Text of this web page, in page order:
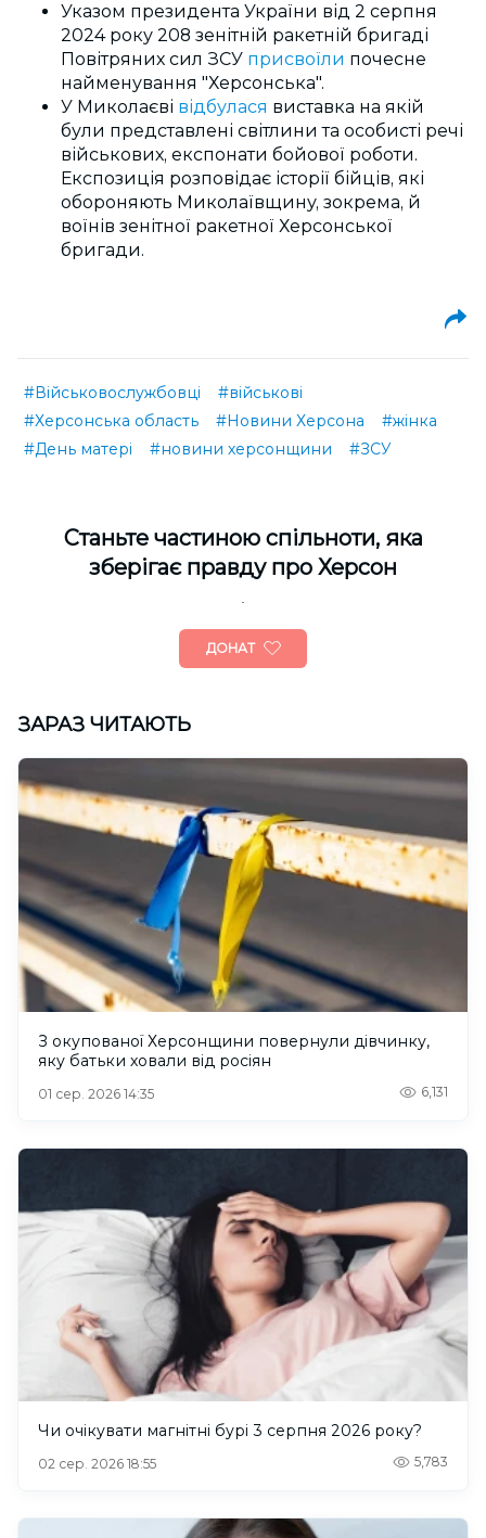
Указом президента України від 2 серпня
2024 року 208 зенітній ракетній бригаді
Повітряних сил ЗСУ присвоїли почесне
найменування "Херсонська".
У Миколаєві відбулася виставка на якій
були представлені світлини та особисті речі
військових, експонати бойової роботи.
Експозиція розповідає історії бійців, які
обороняють Миколаївщину, зокрема, й
воїнів зенітної ракетної Херсонської
бригади.
#Військовослужбовці
#військові
#Херсонська область
#Новини Херсона
#жінка
#День матері
#новини херсонщини #ЗСУ
Cтаньте частиною спільноти, яка
зберігає правду про Херсон
ДОНАТ
ЗАРАЗ ЧИТАЮТЬ
З окупованої Херсонщини повернули дівчинку,
яку батьки ховали від росіян
01 сер. 2026 14:35 6,131
Чи очікувати магнітні бурі 3 серпня 2026 року?
02 сер. 2026 18:55 5,783